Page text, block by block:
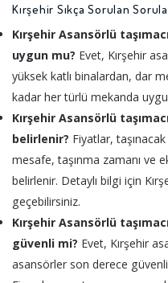
Kırşehir Sıkça Sorulan
Kırşehir Asansörlü
uygun mu? Evet, Kırşehir
yüksek katlı binalardan, dar
kadar her türlü mekanda
Kırşehir Asansörlü
belirlenir? Fiyatlar,
mesafe, taşınma zamanı ve
belirlenir. Detaylı bilgi için
geçebilirsiniz.
Kırşehir Asansörlü
güvenli mi? Evet, Kırşehir
asansörler son derece